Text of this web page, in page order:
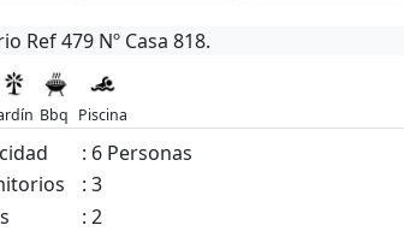
Ref 479 Nº Casa 818.
Bbq Piscina
: 6 Personas
: 3
: 2